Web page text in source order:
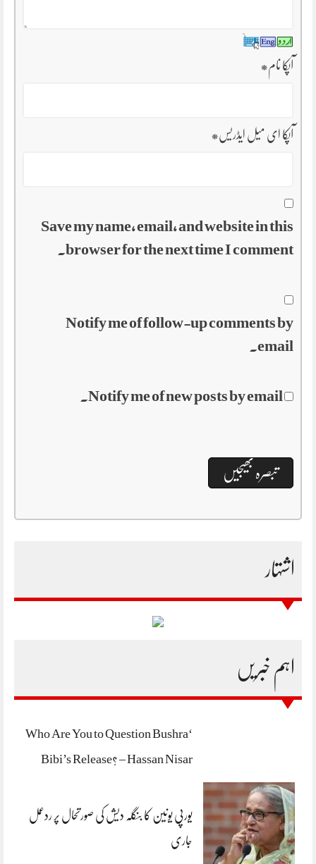
آپکا نام*
آپکا ای میل ایڈریس*
Save my name, email, and website in this
browser for the next time I comment.
Notify me of follow-up comments by
email.
Notify me of new posts by email.
اشتہار
اہم خبریں
‘Who Are You to Question Bushra
Bibi’s Release? – Hassan Nisar
یورپی یونین کا بنگلہ دیش کی صورتحال پر ردعمل
جاری